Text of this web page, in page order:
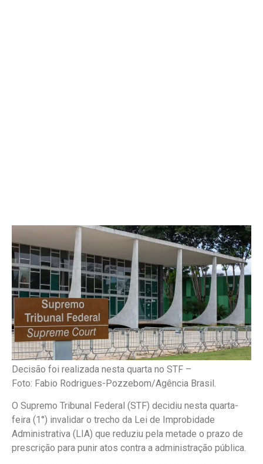
Decisão foi realizada nesta quarta no STF –
Foto: Fabio Rodrigues-Pozzebom/Agência Brasil.
O Supremo Tribunal Federal (STF) decidiu nesta quarta-
feira (1°) invalidar o trecho da Lei de Improbidade
Administrativa (LIA) que reduziu pela metade o prazo de
prescrição para punir atos contra a administração pública.